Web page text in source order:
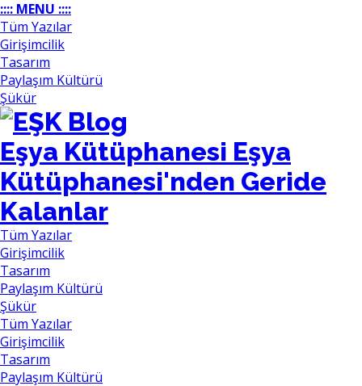
:::: MENU ::::
Tüm Yazılar
Girişimcilik
Tasarım
Paylaşım Kültürü
Şükür
Eşya Kütüphanesi Eşya
Kütüphanesi'nden Geride
Kalanlar
Tüm Yazılar
Girişimcilik
Tasarım
Paylaşım Kültürü
Şükür
Tüm Yazılar
Girişimcilik
Tasarım
Paylaşım Kültürü